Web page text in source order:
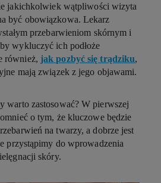
jakichkolwiek wątpliwości wizyta
być obowiązkowa. Lekarz
przebarwieniom skórnym i
wykluczyć ich podłoże
również, jak pozbyć się trądziku,
mają związek z jego objawami.
warto zastosować? W pierwszej
o tym, że kluczowe będzie
na twarzy, a dobrze jest
przystąpimy do wprowadzenia
skóry.